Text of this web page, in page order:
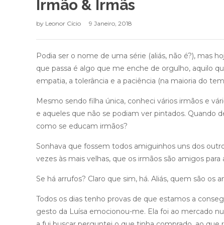
Irmão & Irmãs
by Leonor Cício 9 Janeiro, 2018
Podia ser o nome de uma série (aliás, não é?), mas
que passa é algo que me enche de orgulho, aquilo
empatia, a tolerância e a paciência (na maioria do
Mesmo sendo filha única, conheci vários irmãos e
e aqueles que não se podiam ver pintados. Quando
como se educam irmãos?
Sonhava que fossem todos amiguinhos uns dos
vezes às mais velhas, que os irmãos são amigos
Se há arrufos? Claro que sim, há. Aliás, quem são os
Todos os dias tenho provas de que estamos a
gesto da Luísa emocionou-me. Ela foi ao mercado